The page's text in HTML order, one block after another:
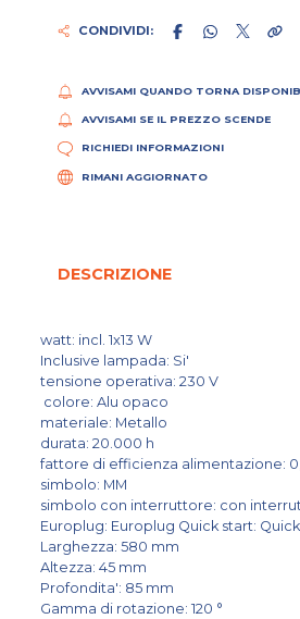
CONDIVIDI:
AVVISAMI QUANDO TORNA
AVVISAMI SE IL PREZZO SCENDE
RICHIEDI INFORMAZIONI
RIMANI AGGIORNATO
DESCRIZIONE
watt: incl. 1x13 W
Inclusive lampada: Si'
tensione operativa: 230 V
colore: Alu opaco
materiale: Metallo
durata: 20.000 h
fattore di efficienza alimentazione:
simbolo: MM
simbolo con interruttore: con
Europlug: Europlug Quick start:
Larghezza: 580 mm
Altezza: 45 mm
Profondita': 85 mm
Gamma di rotazione: 120 °